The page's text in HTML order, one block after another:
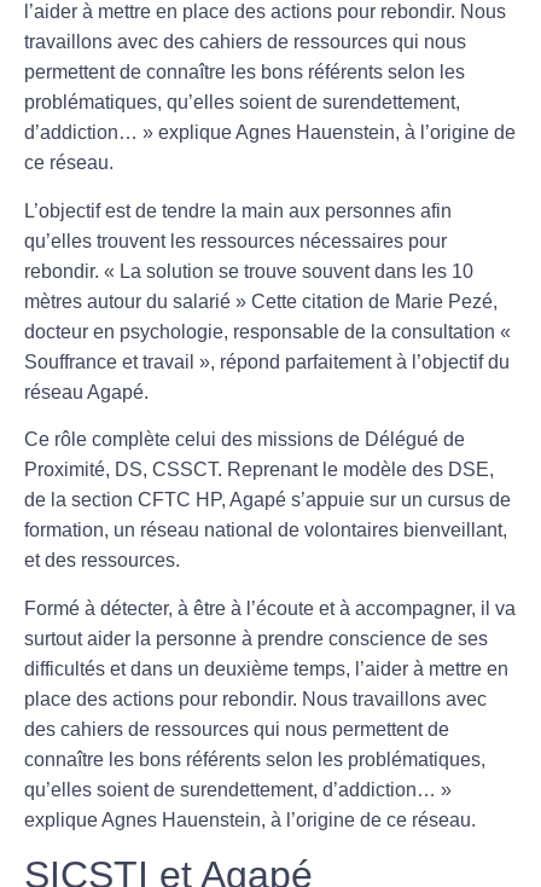
l’aider à mettre en place des actions pour rebondir. Nous
travaillons avec des cahiers de ressources qui nous
permettent de connaître les bons référents selon les
problématiques, qu’elles soient de surendettement,
d’addiction… » explique Agnes Hauenstein, à l’origine de
ce réseau.
L’objectif est de tendre la main aux personnes afin
qu’elles trouvent les ressources nécessaires pour
rebondir. « La solution se trouve souvent dans les 10
mètres autour du salarié » Cette citation de Marie Pezé,
docteur en psychologie, responsable de la consultation «
Souffrance et travail », répond parfaitement à l’objectif du
réseau Agapé.
Ce rôle complète celui des missions de Délégué de
Proximité, DS, CSSCT. Reprenant le modèle des DSE,
de la section CFTC HP, Agapé s’appuie sur un cursus de
formation, un réseau national de volontaires bienveillant,
et des ressources.
Formé à détecter, à être à l’écoute et à accompagner, il va
surtout aider la personne à prendre conscience de ses
difficultés et dans un deuxième temps, l’aider à mettre en
place des actions pour rebondir. Nous travaillons avec
des cahiers de ressources qui nous permettent de
connaître les bons référents selon les problématiques,
qu’elles soient de surendettement, d’addiction… »
explique Agnes Hauenstein, à l’origine de ce réseau.
SICSTI et Agapé